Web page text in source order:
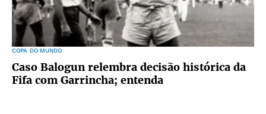
COPA DO MUNDO
Caso Balogun relembra decisão histórica da
Fifa com Garrincha; entenda